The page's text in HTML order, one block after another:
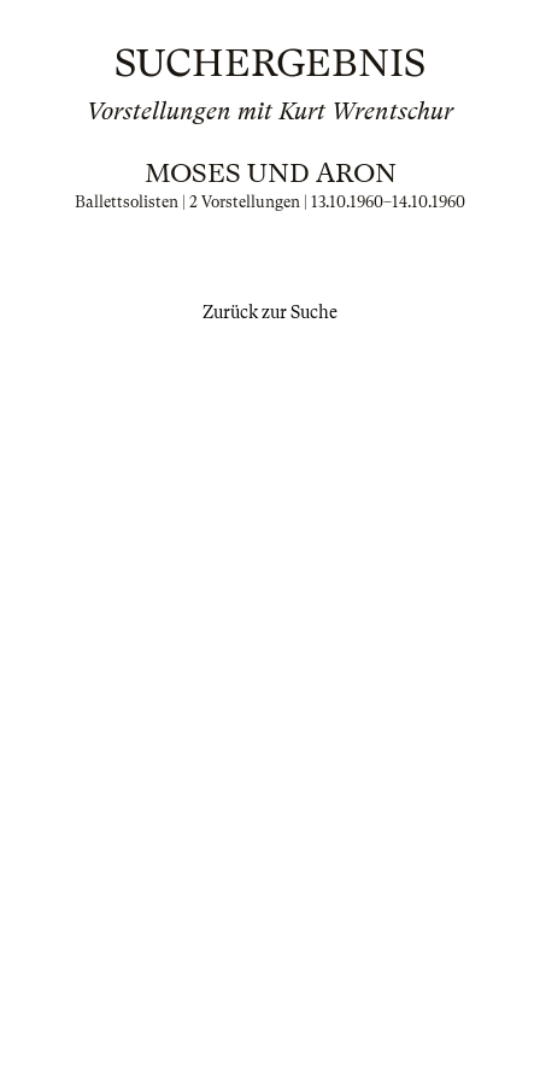
SUCHERGEBNIS
Vorstellungen mit Kurt Wrentschur
MOSES UND ARON
Ballettsolisten | 2 Vorstellungen | 13.10.1960–14.10.1960
Zurück zur Suche